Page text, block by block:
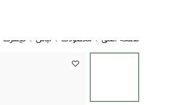
صفحه اصلی محصولات لباس تیشرت